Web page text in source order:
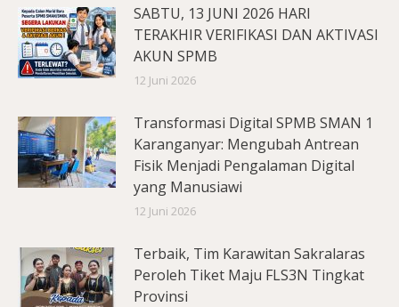
SABTU, 13 JUNI 2026 HARI
TERAKHIR VERIFIKASI DAN AKTIVASI
AKUN SPMB
12 Juni 2026
Transformasi Digital SPMB SMAN 1
Karanganyar: Mengubah Antrean
Fisik Menjadi Pengalaman Digital
yang Manusiawi
12 Juni 2026
Terbaik, Tim Karawitan Sakralaras
Peroleh Tiket Maju FLS3N Tingkat
Provinsi